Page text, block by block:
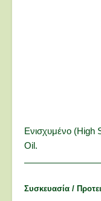
Ενισχυμένο (High
Oil.
Συσκευασία /